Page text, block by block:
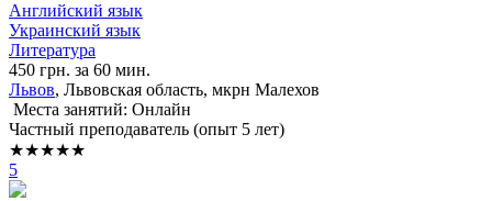
Английский язык
Украинский язык
Литература
450 грн. за 60 мин.
Львов, Львовская область, мкрн Малехов
Места занятий: Онлайн
Частный преподаватель (опыт 5 лет)
★★★★★
5